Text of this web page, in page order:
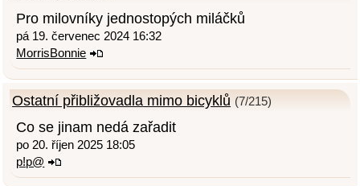
Pro milovníky jednostopých miláčků
pá 19. červenec 2024 16:32
MorrisBonnie
Ostatní přibližovadla mimo bicyklů (7/215)
Co se jinam nedá zařadit
po 20. říjen 2025 18:05
p!p@